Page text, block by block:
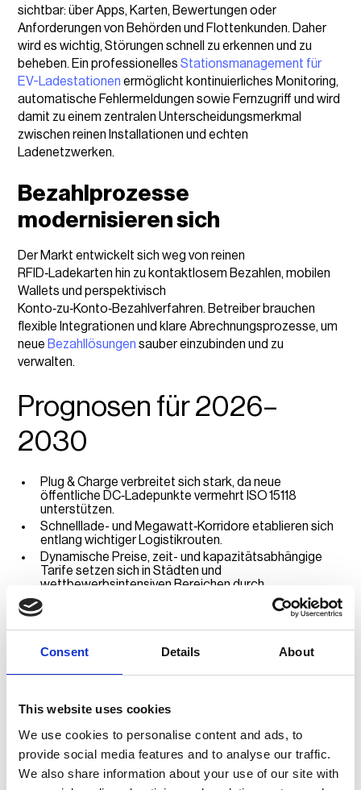
Consent Details About
This website uses cookies
We use cookies to personalise content and ads, to
provide social media features and to analyse our traffic.
We also share information about your use of our site with
sichtbar: über Apps, Karten, Bewertungen oder
Anforderungen von Behörden und Flottenkunden. Daher
wird es wichtig, Störungen schnell zu erkennen und zu
beheben. Ein professionellesStationsmanagement für
EV-Ladestationenermöglicht kontinuierliches Monitoring,
automatische Fehlermeldungen sowie Fernzugriff und wird
damit zu einem zentralen Unterscheidungsmerkmal
zwischen reinen Installationen und echten
Ladenetzwerken.
Bezahlprozesse
modernisieren sich
Der Markt entwickelt sich weg von reinen
RFID‑Ladekarten hin zu kontaktlosem Bezahlen, mobilen
Wallets und perspektivisch
Konto‑zu‑Konto‑Bezahlverfahren. Betreiber brauchen
flexible Integrationen und klare Abrechnungsprozesse, um
neue Bezahllösungen sauber einzubinden und zu
verwalten.
Prognosen für 2026–
2030
Plug & Charge verbreitet sich stark, da neue
öffentliche DC‑Ladepunkte vermehrt ISO 15118
unterstützen.
Schnelllade- und Megawatt‑Korridore etablieren sich
entlang wichtiger Logistikrouten.
Dynamische Preise, zeit- und kapazitätsabhängige
Tarife setzen sich in Städten und
wettbewerbsintensiven Bereichen durch.
AFIR und nationale Regeln nähern sich weiter an und
schaffen einheitliche Erwartungen bei Transparenz,
Verfügbarkeit und Bezahlzugängen.
Erfolgreiche Ladepunktbetreiber agieren
datengetrieben und betrachten Hardware als Teil
einer softwaregeführten Infrastruktur.
Wie sich
Ladepunktbetreiber in